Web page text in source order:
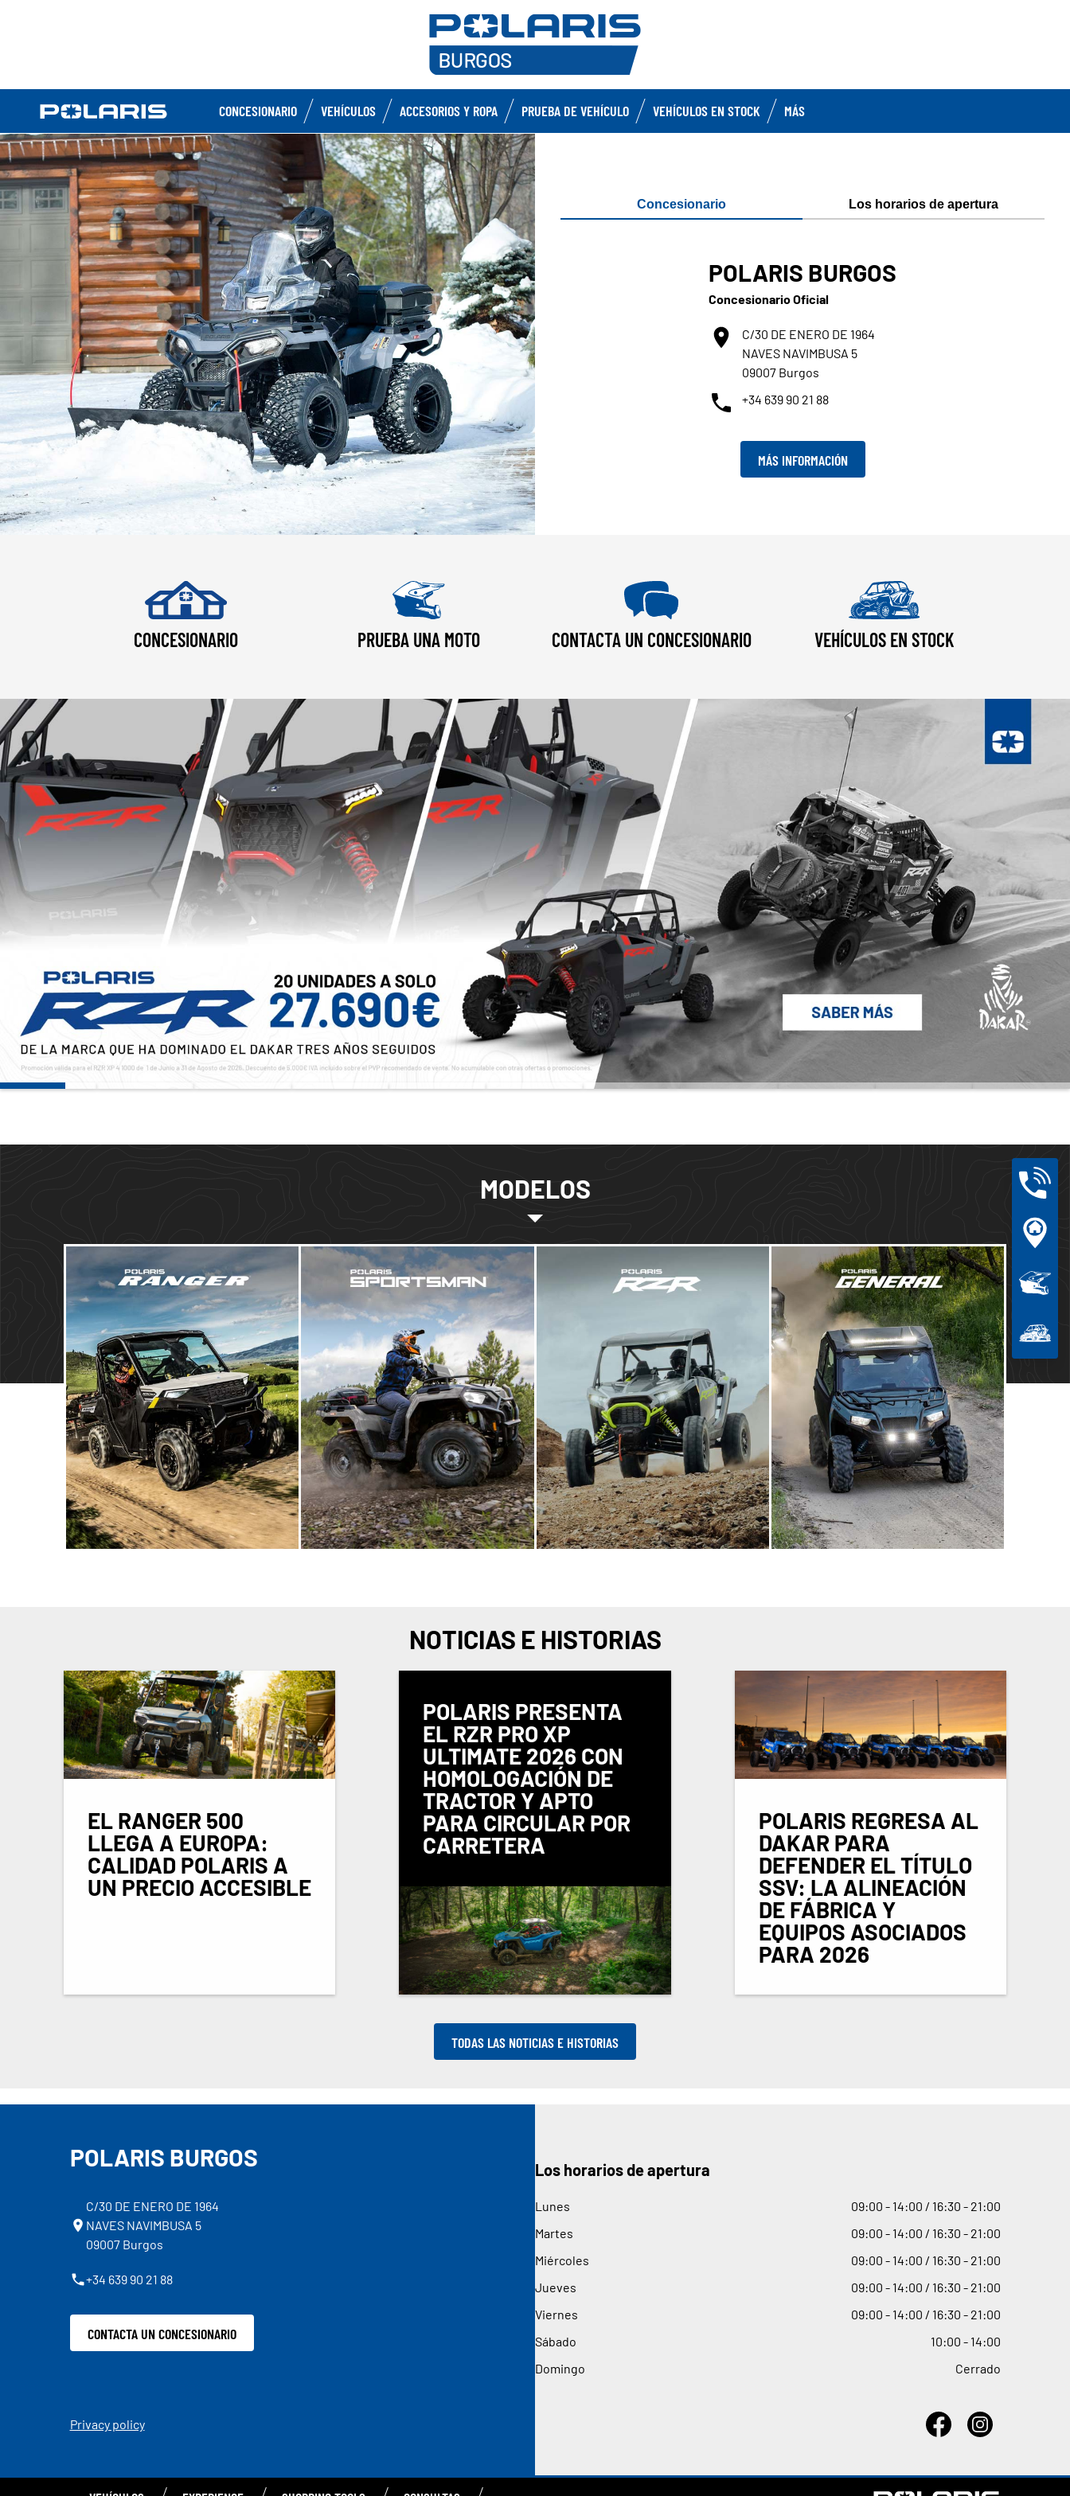
CONCESIONARIO VEHÍCULOS ACCESORIOS Y ROPA PRUEBA DE VEHÍCULO VEHÍCULOS EN STOCK MÁS
Concesionario Los horarios de apertura
POLARIS BURGOS
Concesionario Oficial
C/30 DE ENERO DE 1964
NAVES NAVIMBUSA 5
09007 Burgos
+34 639 90 21 88
MÁS INFORMACIÓN
CONCESIONARIO PRUEBA UNA MOTO CONTACTA UN CONCESIONARIO VEHÍCULOS EN STOCK
MODELOS
NOTICIAS E HISTORIAS
EL RANGER 500
LLEGA A EUROPA:
CALIDAD POLARIS A
UN PRECIO ACCESIBLE
POLARIS PRESENTA
EL RZR PRO XP
ULTIMATE 2026 CON
HOMOLOGACIÓN DE
TRACTOR Y APTO
PARA CIRCULAR POR
CARRETERA
POLARIS REGRESA AL
DAKAR PARA
DEFENDER EL TÍTULO
SSV: LA ALINEACIÓN
DE FÁBRICA Y
EQUIPOS ASOCIADOS
PARA 2026
TODAS LAS NOTICIAS E HISTORIAS
POLARIS BURGOS
C/30 DE ENERO DE 1964
NAVES NAVIMBUSA 5
09007 Burgos
+34 639 90 21 88
CONTACTA UN CONCESIONARIO
Los horarios de apertura
Lunes 09:00 - 14:00 / 16:30 - 21:00
Martes
09:00 - 14:00 / 16:30 - 21:00
Miércoles
09:00 - 14:00 / 16:30 - 21:00
Jueves
09:00 - 14:00 / 16:30 - 21:00
Viernes
09:00 - 14:00 / 16:30 - 21:00
Sábado
10:00 - 14:00
Domingo
Cerrado
Privacy policy